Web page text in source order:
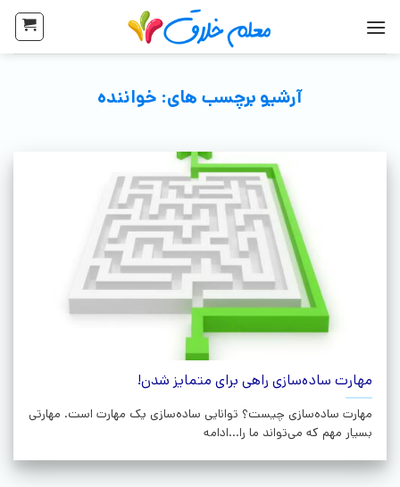
آرشیو برچسب های: خواننده
مهارت ساده‌سازی راهی برای متمایز شدن!
مهارت ساده‌سازی چیست؟ توانایی ساده‌سازی یک مهارت است. مهارتی
بسیار مهم که می‌تواند ما را...ادامه